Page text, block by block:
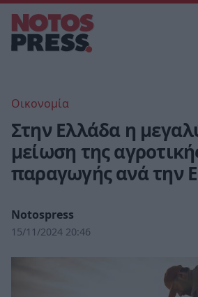
Οικονομία
Στην Ελλάδα η
μείωση της
παραγωγής ανά την
Notospress
15/11/2024 20:46